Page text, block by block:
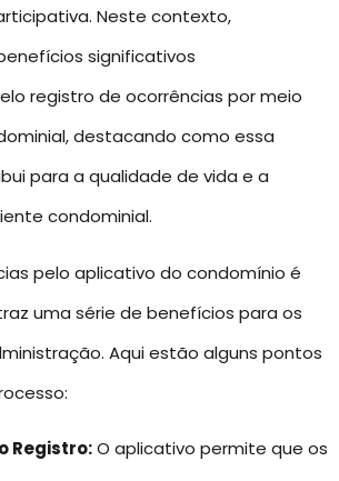
Neste contexto,
significativos
registro de ocorrências por meio
destacando como essa
para a qualidade de vida e a
condominial.
pelo aplicativo do condomínio é
uma série de benefícios para os
Aqui estão alguns pontos
Registro:O aplicativo permite que os